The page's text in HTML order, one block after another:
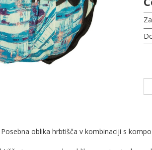
oblika hrbtišča v kombinaciji s